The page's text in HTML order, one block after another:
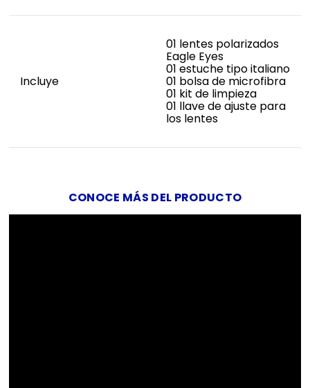
Incluye
01 lentes polarizados
Eagle Eyes
01 estuche tipo italiano
01 bolsa de microfibra
01 kit de limpieza
01 llave de ajuste para
los lentes
CONOCE MÁS DEL PRODUCTO